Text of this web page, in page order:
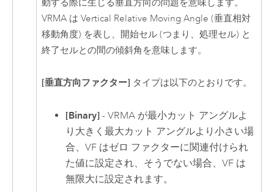
動する際に生じる垂直方向の問題を意味します。
VRMA は Vertical Relative Moving Angle (垂直相対
移動角度) を表し、開始セル (つまり、処理セル) と
終了セルとの間の傾斜角を意味します。
[垂直方向ファクター] タイプは以下のとおりです。
[Binary] - VRMA が最小カット アングルよ
り大きく最大カット アングルより小さい場
合、VF はゼロ ファクターに関連付けられ
た値に設定され、そうでない場合、VF は
無限大に設定されます。